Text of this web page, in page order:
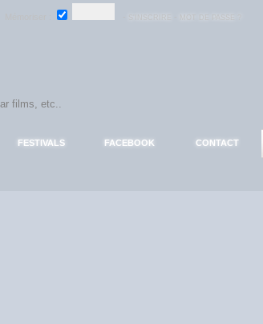
FESTIVALS FACEBOOK CONTACT